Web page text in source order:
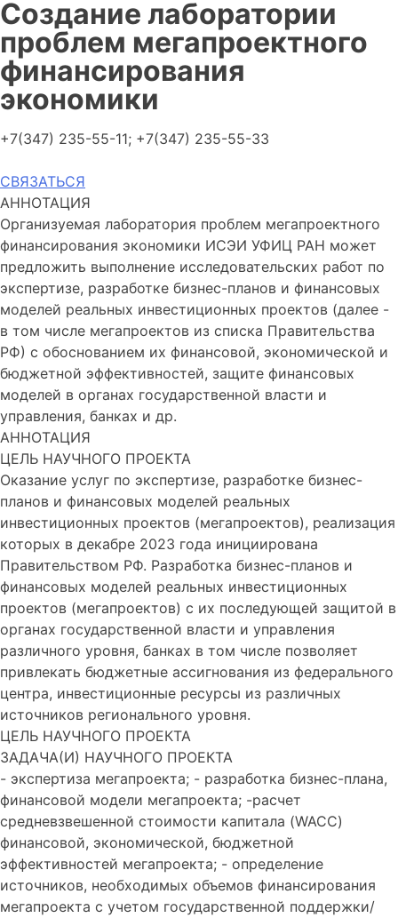
Создание лаборатории
проблем мегапроектного
финансирования
экономики
+7(347) 235-55-11; +7(347) 235-55-33
СВЯЗАТЬСЯ
АННОТАЦИЯ
Организуемая лаборатория проблем мегапроектного
финансирования экономики ИСЭИ УФИЦ РАН может
предложить выполнение исследовательских работ по
экспертизе, разработке бизнес-планов и финансовых
моделей реальных инвестиционных проектов (далее -
в том числе мегапроектов из списка Правительства
РФ) с обоснованием их финансовой, экономической и
бюджетной эффективностей, защите финансовых
моделей в органах государственной власти и
управления, банках и др.
АННОТАЦИЯ
ЦЕЛЬ НАУЧНОГО ПРОЕКТА
Оказание услуг по экспертизе, разработке бизнес-
планов и финансовых моделей реальных
инвестиционных проектов (мегапроектов), реализация
которых в декабре 2023 года инициирована
Правительством РФ. Разработка бизнес-планов и
финансовых моделей реальных инвестиционных
проектов (мегапроектов) с их последующей защитой в
органах государственной власти и управления
различного уровня, банках в том числе позволяет
привлекать бюджетные ассигнования из федерального
центра, инвестиционные ресурсы из различных
источников регионального уровня.
ЦЕЛЬ НАУЧНОГО ПРОЕКТА
ЗАДАЧА(И) НАУЧНОГО ПРОЕКТА
- экспертиза мегапроекта; - разработка бизнес-плана,
финансовой модели мегапроекта; -расчет
средневзвешенной стоимости капитала (WACC)
финансовой, экономической, бюджетной
эффективностей мегапроекта; - определение
источников, необходимых объемов финансирования
мегапроекта с учетом государственной поддержки/